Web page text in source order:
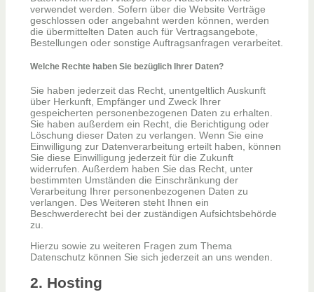
verwendet werden. Sofern über die Website Verträge
geschlossen oder angebahnt werden können, werden
die übermittelten Daten auch für Vertragsangebote,
Bestellungen oder sonstige Auftragsanfragen verarbeitet.
Welche Rechte haben Sie bezüglich Ihrer Daten?
Sie haben jederzeit das Recht, unentgeltlich Auskunft
über Herkunft, Empfänger und Zweck Ihrer
gespeicherten personenbezogenen Daten zu erhalten.
Sie haben außerdem ein Recht, die Berichtigung oder
Löschung dieser Daten zu verlangen. Wenn Sie eine
Einwilligung zur Datenverarbeitung erteilt haben, können
Sie diese Einwilligung jederzeit für die Zukunft
widerrufen. Außerdem haben Sie das Recht, unter
bestimmten Umständen die Einschränkung der
Verarbeitung Ihrer personenbezogenen Daten zu
verlangen. Des Weiteren steht Ihnen ein
Beschwerderecht bei der zuständigen Aufsichtsbehörde
zu.
Hierzu sowie zu weiteren Fragen zum Thema
Datenschutz können Sie sich jederzeit an uns wenden.
2. Hosting